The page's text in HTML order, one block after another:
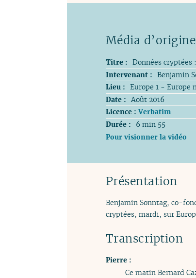
Titre : Données
Intervenant : Benjamin
Lieu : Europe 1 - Europe
Date : Août 2016
Licence :Verbatim
Durée :
6 min 55
Pour visionner la vidéo
Présentation
Benjamin Sonntag, co-
cryptées, mardi, sur
Transcription
Pierre :
Ce matin Bernard